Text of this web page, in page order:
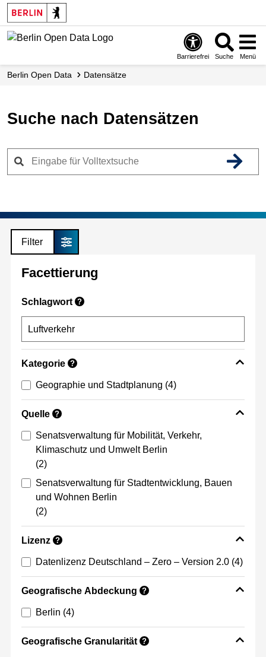
Skip
to
main
Barrierefrei Suche Menü
Berlin Open Data Datensätze
Suche nach Datensätzen
Filter
Facettierung
Schlagwort ?
Kategorie ?
Geographie und Stadtplanung (4)
Quelle ?
Senatsverwaltung für Mobilität, Verkehr,
Klimaschutz und Umwelt Berlin
(2)
Senatsverwaltung für Stadtentwicklung, Bauen
und Wohnen Berlin
(2)
Lizenz ?
Datenlizenz Deutschland – Zero – Version 2.0 (4)
Geografische Abdeckung ?
Berlin (4)
Geografische Granularität ?